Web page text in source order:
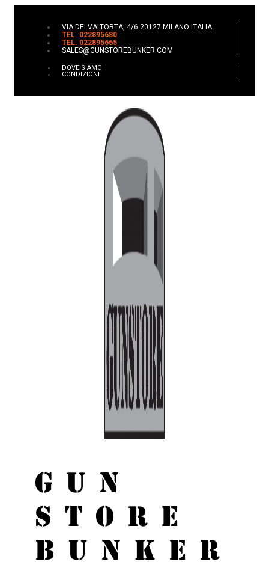
VIA DEI VALTORTA, 4/6 20127 MILANO ITALIA
TEL. 022895680
TEL. 022895665
SALES@GUNSTOREBUNKER.COM
DOVE SIAMO
CONDIZIONI
GUN
STORE
BUNKER